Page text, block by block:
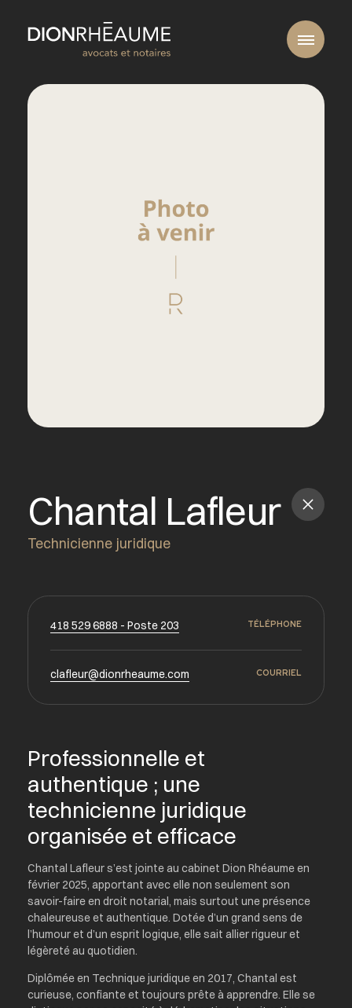
Chantal Lafleur
Technicienne juridique
418 529 6888 - Poste 203 TÉLÉPHONE
clafleur@dionrheaume.com COURRIEL
Professionnelle et
authentique ; une
technicienne juridique
organisée et efficace
Chantal Lafleur s’est jointe au cabinet Dion Rhéaume en
février 2025, apportant avec elle non seulement son
savoir-faire en droit notarial, mais surtout une présence
chaleureuse et authentique. Dotée d’un grand sens de
l’humour et d’un esprit logique, elle sait allier rigueur et
légèreté au quotidien.
Diplômée en Technique juridique en 2017, Chantal est
curieuse, confiante et toujours prête à apprendre. Elle se